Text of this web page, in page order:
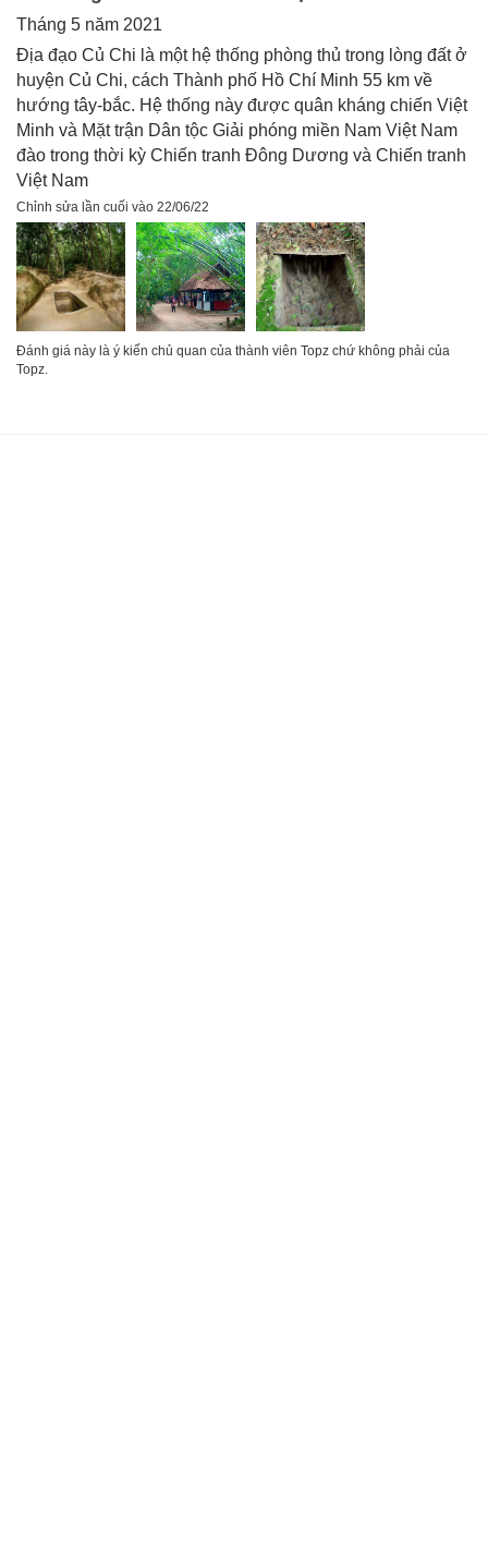
T3 18/08 23.3°C
/
27°C 89%
T4 19/08 23.2°C
/
91%
T5 20/08 24.8°C
/
27.3°C
T6 21/08 24.6°C
/
82%
Tháng 5 năm 2021
Địa đạo Củ Chi là một hệ thống phòng thủ trong lòng đất ở
huyện Củ Chi, cách Thành phố Hồ Chí Minh 55 km về
hướng tây-bắc. Hệ thống này được quân kháng chiến Việt
Minh và Mặt trận Dân tộc Giải phóng miền Nam Việt Nam
đào trong thời kỳ Chiến tranh Đông Dương và Chiến tranh
Việt Nam
Chỉnh sửa lần cuối vào 22/06/22
Đánh giá này là ý kiến chủ quan của thành viên Topz chứ không phải của
Topz.